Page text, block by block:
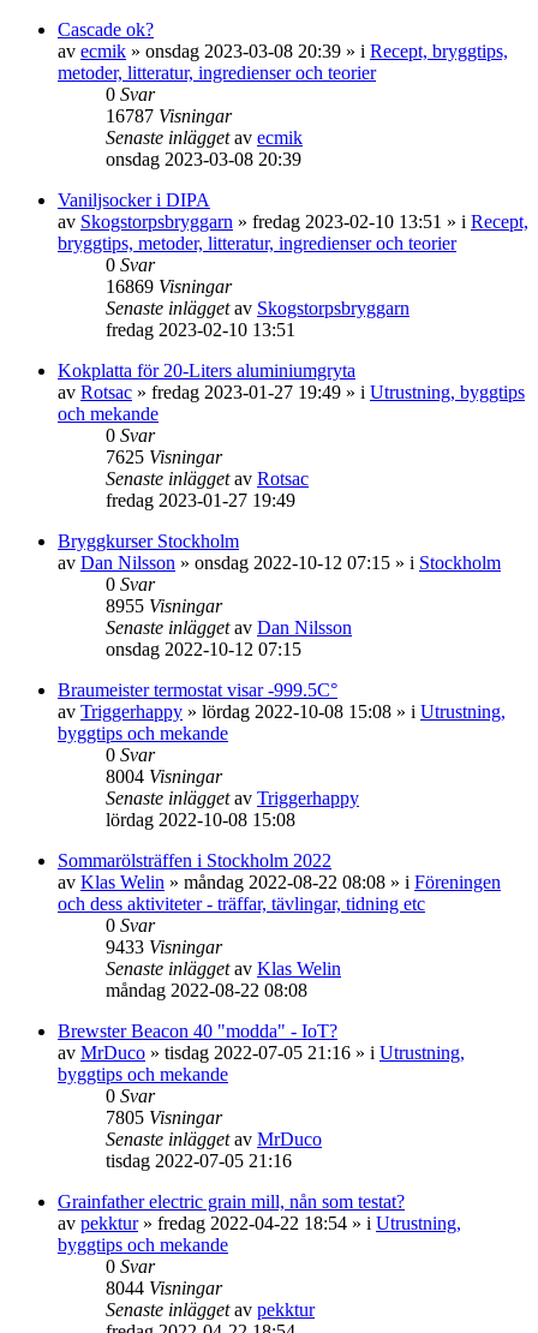
Cascade ok?
av ecmik » onsdag 2023-03-08 20:39 » i Recept, bryggtips,
metoder, litteratur, ingredienser och teorier
0 Svar
16787 Visningar
Senaste inläggetav ecmik
onsdag 2023-03-08 20:39
Vaniljsocker i DIPA
av Skogstorpsbryggarn » fredag 2023-02-10 13:51 » i Recept,
bryggtips, metoder, litteratur, ingredienser och teorier
0 Svar
16869 Visningar
Senaste inläggetav Skogstorpsbryggarn
fredag 2023-02-10 13:51
Kokplatta för 20-Liters aluminiumgryta
av Rotsac » fredag 2023-01-27 19:49 » i Utrustning, byggtips
och mekande
0 Svar
7625 Visningar
Senaste inläggetav Rotsac
fredag 2023-01-27 19:49
Bryggkurser Stockholm
av Dan Nilsson » onsdag 2022-10-12 07:15 » i Stockholm
0 Svar
8955 Visningar
Senaste inläggetav Dan Nilsson
onsdag 2022-10-12 07:15
Braumeister termostat visar -999.5C°
av Triggerhappy » lördag 2022-10-08 15:08 » i Utrustning,
byggtips och mekande
0 Svar
8004 Visningar
Senaste inläggetav Triggerhappy
lördag 2022-10-08 15:08
Sommarölsträffen i Stockholm 2022
av Klas Welin » måndag 2022-08-22 08:08 » i Föreningen
och dess aktiviteter - träffar, tävlingar, tidning etc
0 Svar
9433 Visningar
Senaste inläggetav Klas Welin
måndag 2022-08-22 08:08
Brewster Beacon 40 "modda" - IoT?
av MrDuco » tisdag 2022-07-05 21:16 » i Utrustning,
byggtips och mekande
0 Svar
7805 Visningar
Senaste inläggetav MrDuco
tisdag 2022-07-05 21:16
Grainfather electric grain mill, nån som testat?
av pekktur» fredag 2022-04-22 18:54 » i Utrustning,
byggtips och mekande
0 Svar
8044 Visningar
Senaste inläggetav pekktur